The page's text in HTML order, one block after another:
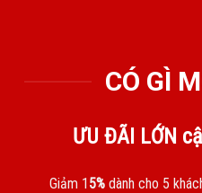
CÓ GÌ
ƯU ĐÃI LỚN
Giảm 15%dành cho 5